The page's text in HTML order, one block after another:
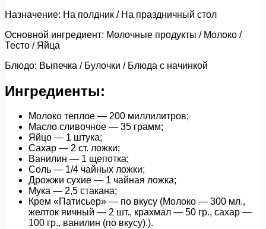
Назначение: На полдник / На праздничный стол
Основной ингредиент: Молочные продукты / Молоко /
Тесто / Яйца
Блюдо: Выпечка / Булочки / Блюда с начинкой
Ингредиенты:
Молоко теплое — 200 миллилитров;
Масло сливочное — 35 грамм;
Яйцо — 1 штука;
Сахар — 2 ст. ложки;
Ванилин — 1 щепотка;
Соль — 1/4 чайных ложки;
Дрожжи сухие — 1 чайная ложка;
Мука — 2,5 стакана;
Крем «Патисьер» — по вкусу (Молоко — 300 мл.,
желток яичный — 2 шт., крахмал — 50 гр., сахар —
100 гр., ванилин (по вкусу).).